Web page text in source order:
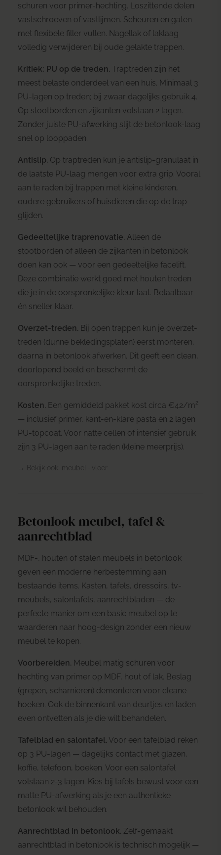
schuren voor primer-hechting. Loszittende delen
vastschroeven of vastlijmen. Scheuren en gaten
met flexibele filler vullen. Nagellak of laklaag
volledig verwijderen bij oude gelakte trappen.
Kritiek: PU op de treden. Traptreden zijn het
meest belaste onderdeel van een huis. Minimaal 3
PU-lagen op treden; bij zwaar dagelijks gebruik 4.
Op stootborden en zijkanten volstaan 2 lagen.
Zonder juiste PU-afwerking slijt de betonlook-laag
snel op looppaden.
Antislip. Op traptreden kun je antislip-granulaat in
de laatste PU-laag mengen voor extra grip. Vooral
aan te raden bij trappen met kleine kinderen,
oudere gebruikers of huisdieren die op de trap
glijden.
Gedeeltelijke traprenovatie. Alleen de
stootborden of alleen de zijkanten in betonlook
doen kan ook — voor een gedeeltelijke facelift.
Deze combinatie werkt goed met houten treden
die je in de oorspronkelijke kleur laat. Betaalbaar
én sneller klaar.
Overzet-treden. Bij open trappen kun je overzet-
treden (dunne bekledingsplaten) eerst monteren,
daarna in betonlook afwerken. Dit geeft een clean,
doorlopend beeld en beschermt de
oorspronkelijke treden.
Kosten. Een gemiddeld pakket kost circa €42/m²
— inclusief primer, kant-en-klare pasta en 2 lagen
PU-topcoat. Voor natte cellen of intensief gebruik
zijn 3 PU-lagen aan te raden (kleine meerprijs).
→ Bekijk ook: meubel vloer
Betonlook meubel, tafel &
aanrechtblad
MDF-, houten of stalen meubels in betonlook
geven een moderne herbestemming aan
bestaande items. Kasten, tafels, dressoirs, tv-
meubels, salontafels, aanrechtbladen — de
perfecte manier om een basic meubel op te
waarderen naar hoog-design zonder een nieuw
meubel te kopen.
Voorbereiden. Meubel matig schuren voor
hechting van primer op MDF, hout of lak. Beslag
(grepen, scharnieren) demonteren voor cleane
hoeken. Ook de binnenkant van deurtjes en laden
even ontvetten als je die wilt behandelen.
Tafelblad en salontafel. Voor een tafelblad reken
op 3 PU-lagen — dagelijks contact met glazen,
koffie, telefoon, boeken. Voor een salontafel
volstaan 2-3 lagen. Kies bij tafels bewust voor een
matte PU-afwerking als je een authentieke
betonlook wil behouden.
Aanrechtblad in betonlook. Zelf-gemaakt
aanrechtblad in betonlook is technisch mogelijk —